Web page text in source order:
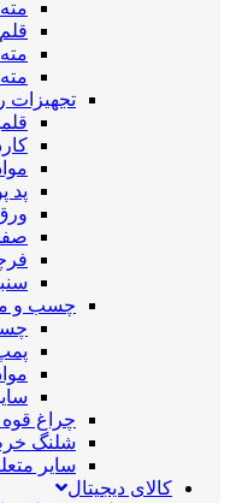
مته 5 شیار
قلم 5 شیار
تجهیزات
پد
چسب و
چراغ
شلنگ
سایر
کالای دیجیتال